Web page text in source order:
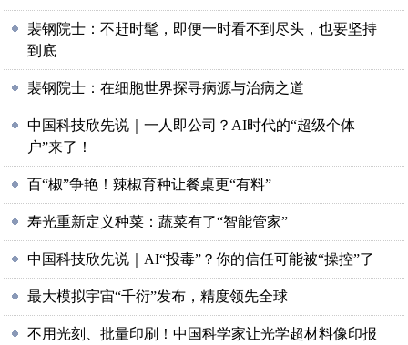
裴钢院士：不赶时髦，即便一时看不到尽头，也要坚持
到底
裴钢院士：在细胞世界探寻病源与治病之道
中国科技欣先说｜一人即公司？AI时代的“超级个体
户”来了！
百“椒”争艳！辣椒育种让餐桌更“有料”
寿光重新定义种菜：蔬菜有了“智能管家”
中国科技欣先说｜AI“投毒”？你的信任可能被“操控”了
最大模拟宇宙“千衍”发布，精度领先全球
不用光刻、批量印刷！中国科学家让光学超材料像印报